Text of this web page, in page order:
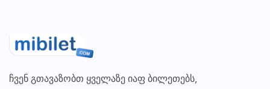
ჩვენ გთავაზობთ ყველაზე იაფ ბილეთებს,